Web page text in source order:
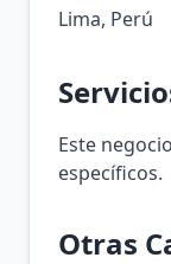
Lima, Perú
Este
específicos.
Otras